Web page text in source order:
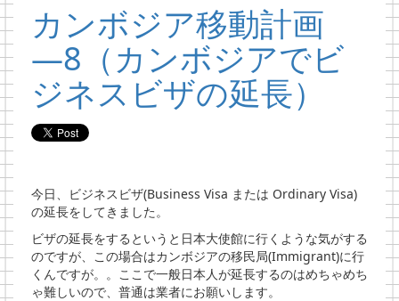
カンボジア移動計画
―8（カンボジアでビ
ジネスビザの延長）
今日、ビジネスビザ(Business Visa または Ordinary Visa)
の延長をしてきました。
ビザの延長をするというと日本大使館に行くような気がする
のですが、この場合はカンボジアの移民局(Immigrant)に行
くんですが。。ここで一般日本人が延長するのはめちゃめち
ゃ難しいので、普通は業者にお願いします。